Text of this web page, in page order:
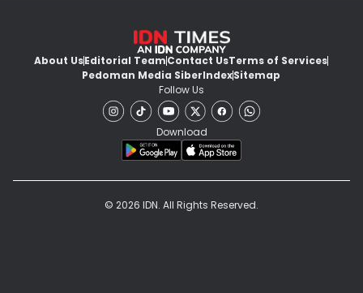
About UsEditorial TeamContact UsTerms of Services
Pedoman Media SiberIndexSitemap
Follow Us
Download
© 2026 IDN. All Rights Reserved.